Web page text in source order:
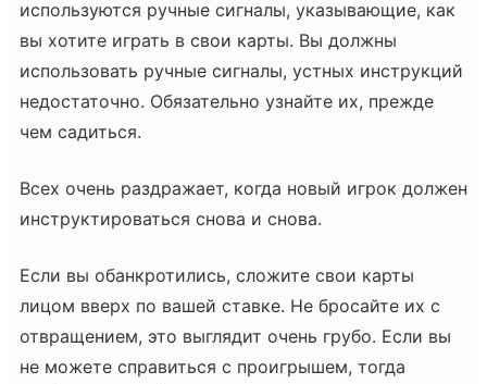
используются ручные сигналы, указывающие, как
вы хотите играть в свои карты. Вы должны
использовать ручные сигналы, устных инструкций
недостаточно. Обязательно узнайте их, прежде
чем садиться.
Всех очень раздражает, когда новый игрок должен
инструктироваться снова и снова.
Если вы обанкротились, сложите свои карты
лицом вверх по вашей ставке. Не бросайте их с
отвращением, это выглядит очень грубо. Если вы
не можете справиться с проигрышем, тогда